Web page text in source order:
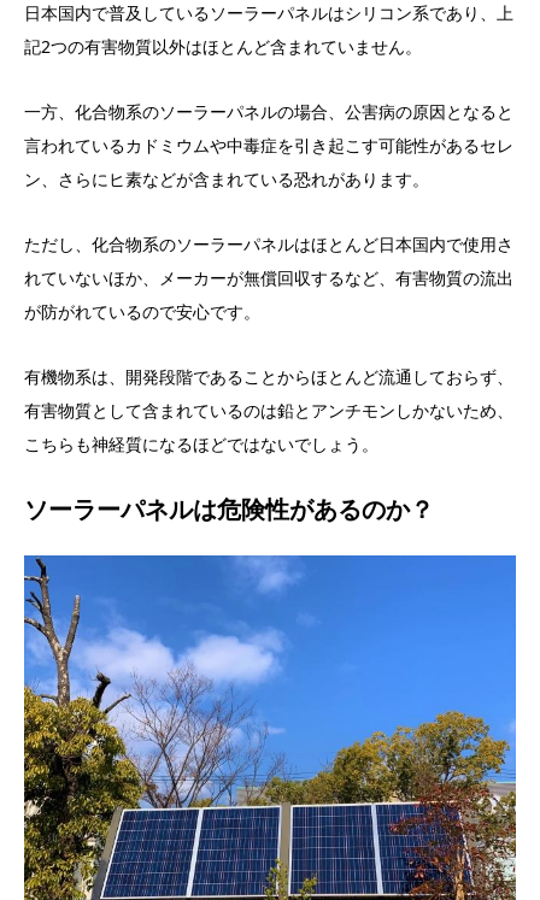
日本国内で普及しているソーラーパネルはシリコン系であり、上
記2つの有害物質以外はほとんど含まれていません。
一方、化合物系のソーラーパネルの場合、公害病の原因となると
言われているカドミウムや中毒症を引き起こす可能性があるセレ
ン、さらにヒ素などが含まれている恐れがあります。
ただし、化合物系のソーラーパネルはほとんど日本国内で使用さ
れていないほか、メーカーが無償回収するなど、有害物質の流出
が防がれているので安心です。
有機物系は、開発段階であることからほとんど流通しておらず、
有害物質として含まれているのは鉛とアンチモンしかないため、
こちらも神経質になるほどではないでしょう。
ソーラーパネルは危険性があるのか？